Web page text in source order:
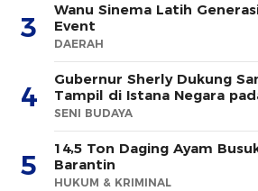
3
Wanu Sinema Latih
Event
DAERAH
4
Gubernur Sherly Dukung
Tampil di Istana Negara
SENI BUDAYA
5
14,5 Ton Daging Ayam
Barantin
HUKUM & KRIMINAL